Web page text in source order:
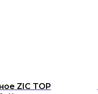
ZIC TOP